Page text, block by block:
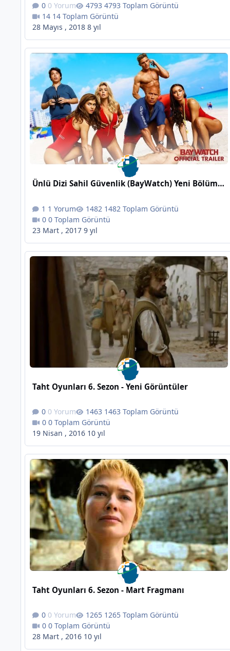
0 Yorum
4793 Toplam Görüntü
14 Toplam Görüntü
28 Mayıs , 2018 8 yıl
Ünlü Dizi Sahil Güvenlik (BayWatch) Yeni Bölümleriyle Karşınızda
1 Yorum
1482 Toplam Görüntü
0 Toplam Görüntü
23 Mart , 2017 9 yıl
Taht Oyunları 6. Sezon - Yeni Görüntüler
0 Yorum
1463 Toplam Görüntü
0 Toplam Görüntü
19 Nisan , 2016 10 yıl
Taht Oyunları 6. Sezon - Mart Fragmanı
0 Yorum
1265 Toplam Görüntü
0 Toplam Görüntü
28 Mart , 2016 10 yıl